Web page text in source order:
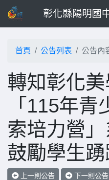
彰化縣陽明國
首頁 公告列表 公告內
轉知彰化
「115年
索培力營」
鼓勵學生
上一則公告 下一則公告